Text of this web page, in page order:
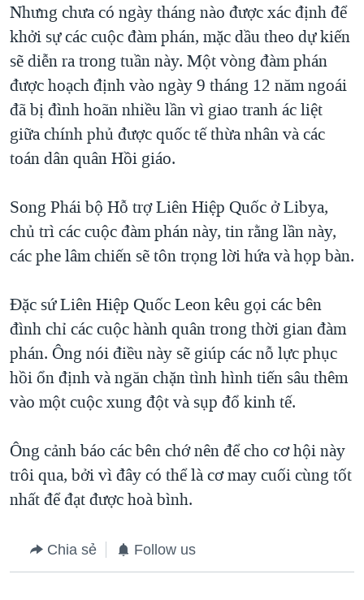
Nhưng chưa có ngày tháng nào được xác định để
khởi sự các cuộc đàm phán, mặc dầu theo dự kiến
sẽ diễn ra trong tuần này. Một vòng đàm phán
được hoạch định vào ngày 9 tháng 12 năm ngoái
đã bị đình hoãn nhiều lần vì giao tranh ác liệt
giữa chính phủ được quốc tế thừa nhân và các
toán dân quân Hồi giáo.
Song Phái bộ Hỗ trợ Liên Hiệp Quốc ở Libya,
chủ trì các cuộc đàm phán này, tin rằng lần này,
các phe lâm chiến sẽ tôn trọng lời hứa và họp bàn.
Đặc sứ Liên Hiệp Quốc Leon kêu gọi các bên
đình chỉ các cuộc hành quân trong thời gian đàm
phán. Ông nói điều này sẽ giúp các nỗ lực phục
hồi ổn định và ngăn chặn tình hình tiến sâu thêm
vào một cuộc xung đột và sụp đổ kinh tế.
Ông cảnh báo các bên chớ nên để cho cơ hội này
trôi qua, bởi vì đây có thể là cơ may cuối cùng tốt
nhất để đạt được hoà bình.
Chia sẻ Follow us